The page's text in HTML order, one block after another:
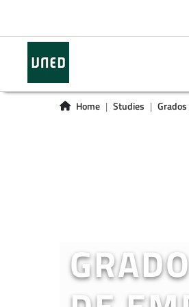
Home Studies